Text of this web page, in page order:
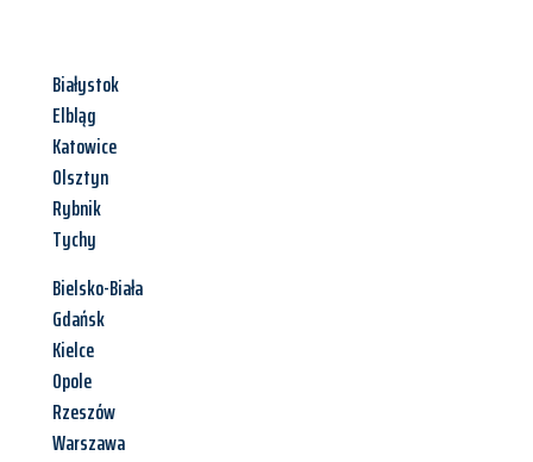
Białystok
Elbląg
Katowice
Olsztyn
Rybnik
Tychy
Bielsko-Biała
Gdańsk
Kielce
Opole
Rzeszów
Warszawa